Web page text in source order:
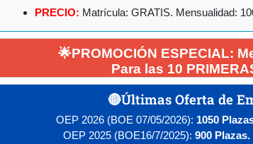
PRECIO: Matrícula: GRATIS. Mensualidad:
🌟PROMOCIÓN ESPECIAL:
Para las 10
🔴Últimas Oferta de
OEP 2026 (BOE 07/05/2026): 1050
OEP 2025 (BOE16/7/2025): 900 Plazas.